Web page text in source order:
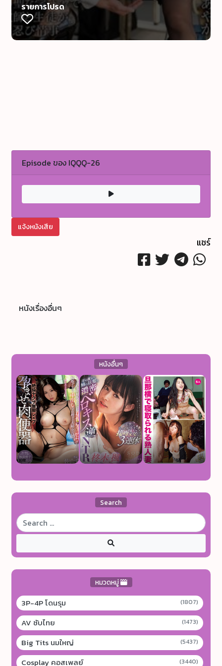
รายการโปรด
Episode ของ IQQQ-26
แจ้งหนังเสีย
แชร์
หนังเรื่องอื่นๆ
หนังอื่นๆ
Search
หมวดหมู่
3P-4P โดนรุม (1807)
AV ซับไทย (1473)
Big Tits นมใหญ่ (5437)
Cosplay คอสเพลย์ (3440)